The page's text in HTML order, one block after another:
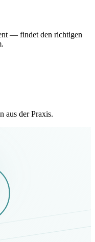
— findet den richtigen
aus der Praxis.